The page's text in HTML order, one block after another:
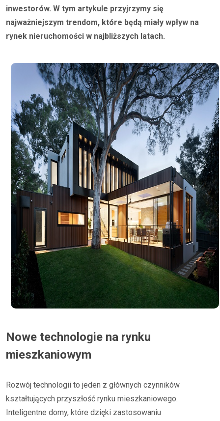
inwestorów. W tym artykule przyjrzymy się
najważniejszym trendom, które będą miały wpływ na
rynek nieruchomości w najbliższych latach.
Nowe technologie na rynku
mieszkaniowym
Rozwój technologii to jeden z głównych czynników
kształtujących przyszłość rynku mieszkaniowego.
Inteligentne domy, które dzięki zastosowaniu